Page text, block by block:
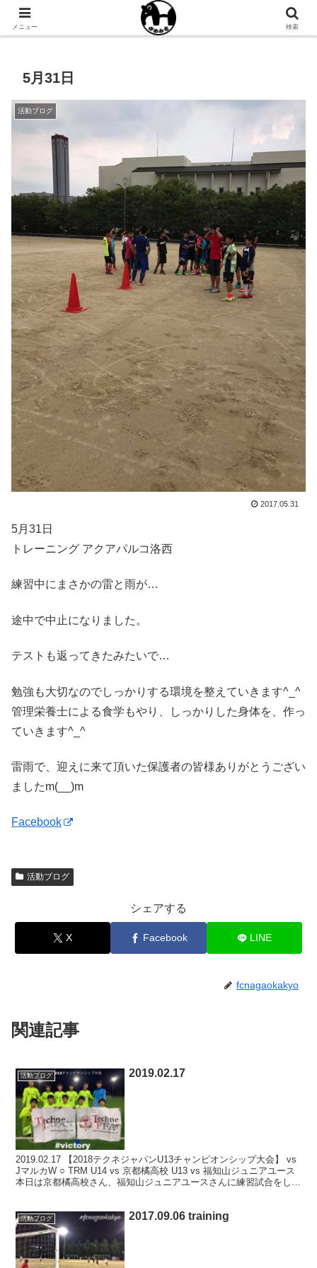
NPO法人ゆめみるオフィシャルサイト
5月31日
活動ブログ
2017.05.31
5月31日
トレーニング アクアパルコ洛西
練習中にまさかの雷と雨が…
途中で中止になりました。
テストも返ってきたみたいで…
勉強も大切なのでしっかりする環境を整えていきます^_^
管理栄養士による食学もやり、しっかりした身体を、作っ
ていきます^_^
雷雨で、迎えに来て頂いた保護者の皆様ありがとうござい
ましたm(__)m
Facebook
活動ブログ
シェアする
X Facebook LINE
fcnagaokakyo
関連記事
活動ブログ 2019.02.17
2019.02.17 【2018テクネジャパンU13チャンピオンシップ大会】 vs
JマルカW ○ TRM U14 vs 京都橘高校 U13 vs 福知山ジュニアユース
本日は京都橘高校さん、福知山ジュニアユースさんに練習試合をして
活動ブログ 2017.09.06 training
メニュー 検索